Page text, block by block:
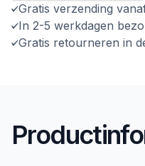
Gratis verzending
In 2-5 werkdagen
Gratis retourneren in